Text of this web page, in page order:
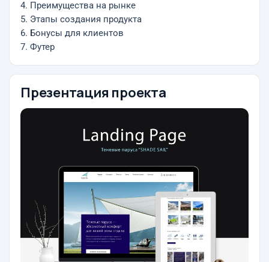
4. Преимущества на рынке
5. Этапы создания продукта
6. Бонусы для клиентов
7. Футер
Презентация проекта